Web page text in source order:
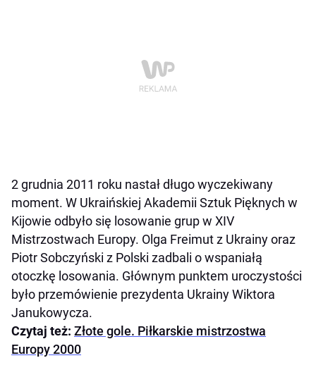
2 grudnia 2011 roku nastał długo wyczekiwany
moment. W Ukraińskiej Akademii Sztuk Pięknych w
Kijowie odbyło się losowanie grup w XIV
Mistrzostwach Europy. Olga Freimut z Ukrainy oraz
Piotr Sobczyński z Polski zadbali o wspaniałą
otoczkę losowania. Głównym punktem uroczystości
było przemówienie prezydenta Ukrainy Wiktora
Janukowycza.
Czytaj też: Złote gole. Piłkarskie mistrzostwa
Europy 2000